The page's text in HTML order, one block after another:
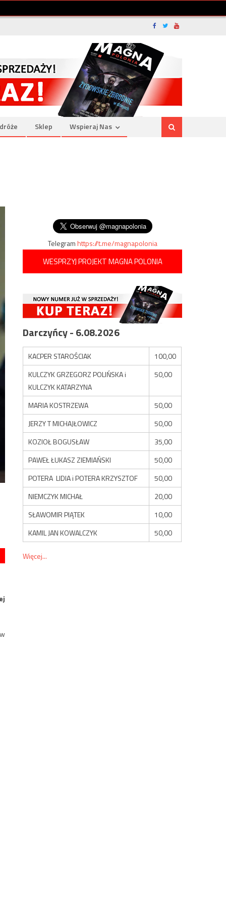
Sklep Wspieraj Nas
Telegramhttps://t.me/magnapolonia
WESPRZYJ PROJEKT MAGNA POLONIA
Darczyńcy - 6.08.2026
KACPER STAROŚCIAK
100,00
KULCZYK GRZEGORZ POLIŃSKA i
KULCZYK KATARZYNA
50,00
MARIA KOSTRZEWA
50,00
JERZY T MICHAJŁOWICZ
50,00
KOZIOŁ BOGUSŁAW
35,00
PAWEŁ ŁUKASZ ZIEMIAŃSKI
50,00
POTERA LIDIA i POTERA KRZYSZTOF
50,00
NIEMCZYK MICHAŁ
20,00
SŁAWOMIR PIĄTEK
10,00
KAMIL JAN KOWALCZYK
50,00
Więcej...